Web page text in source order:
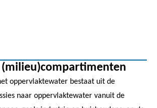
(milieu)compartimenten
oppervlaktewater bestaat uit de
naar oppervlaktewater vanuit de